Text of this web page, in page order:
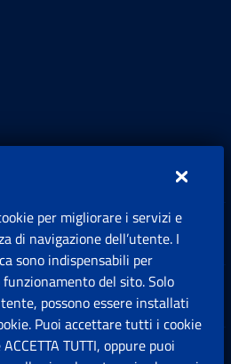
per migliorare i servizi e
di navigazione dell’utente. I
sono indispensabili per
del sito. Solo
possono essere installati
Puoi accettare tutti i cookie
TUTTI, oppure puoi